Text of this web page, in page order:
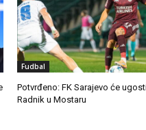
Fudbal
Potvrđeno: FK Sarajevo će
Radnik u Mostaru